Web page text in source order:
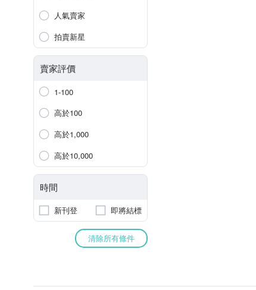
人氣賣家
拍賣新星
賣家評價
1-100
高於100
高於1,000
高於10,000
時間
新刊登 即將結標
清除所有條件